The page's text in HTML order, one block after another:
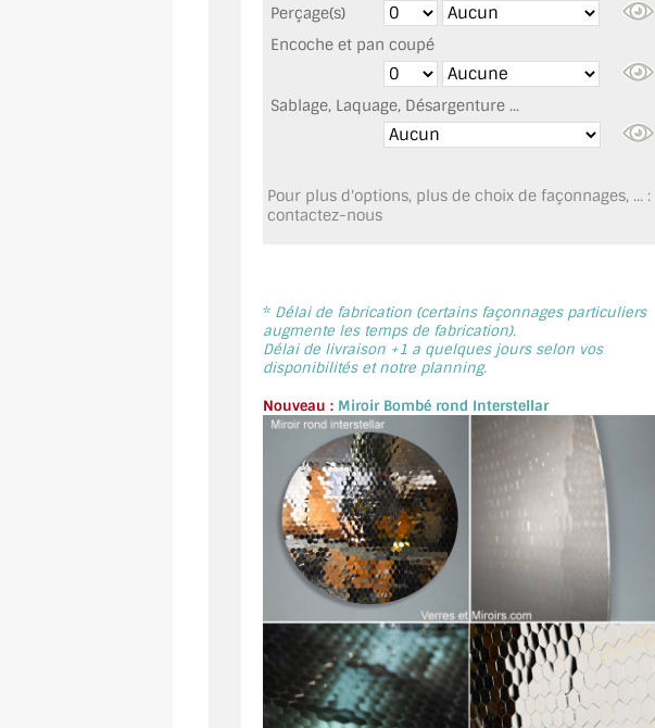
Perçage(s)
Encoche et pan coupé
Sablage, Laquage, Désargenture ...
Pour plus d'options, plus de choix de façonnages, ... :
contactez-nous
* Délai de fabrication (certains façonnages particuliers
augmente les temps de fabrication).
Délai de livraison +1 a quelques jours selon vos
disponibilités et notre planning.
Nouveau : Miroir Bombé rond Interstellar